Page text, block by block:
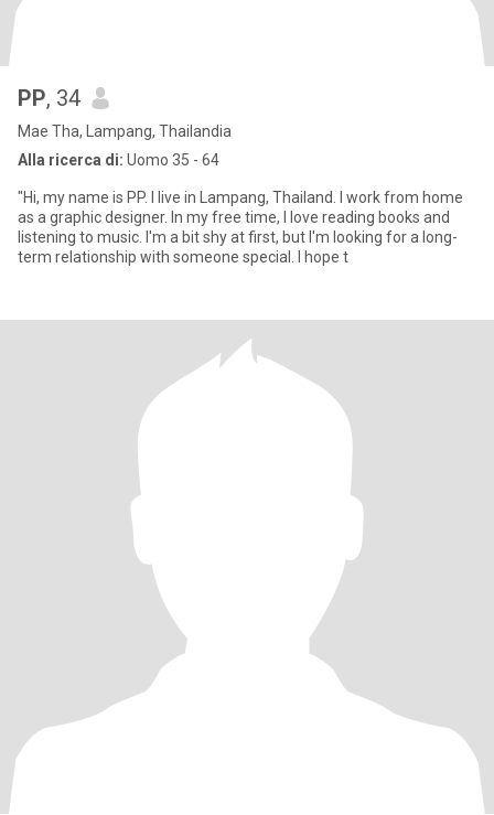
PP, 34
Mae Tha, Lampang, Thailandia
Alla ricerca di: Uomo 35 - 64
"Hi, my name is PP. I live in Lampang, Thailand. I work from home
as a graphic designer. In my free time, I love reading books and
listening to music. I'm a bit shy at first, but I'm looking for a long-
term relationship with someone special. I hope t